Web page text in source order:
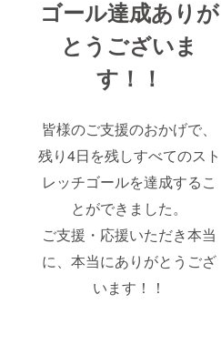
ゴール達成ありが
とうございま
す！！
皆様のご支援のおかげで、
残り4日を残しすべてのスト
レッチゴールを達成するこ
とができました。
ご支援・応援いただき本当
に、本当にありがとうござ
います！！